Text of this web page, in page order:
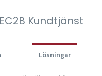
EC2B Kundtjänst
Lösningar